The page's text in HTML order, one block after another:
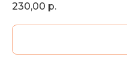
230,00 р.